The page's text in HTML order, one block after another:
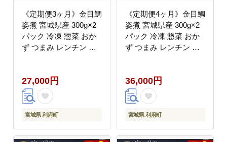
《定期便3ヶ月》金目鯛
姿煮 宮城県産 300g×2
パック 冷凍 惣菜 おか
ず つまみ レンチン 湯
み レンチン 湯煎 簡単
煮物 煮付]
27,000円
宮城県 利府町
《定期便4ヶ月》金目鯛
姿煮 宮城県産 300g×2
パック 冷凍 惣菜 おか
ず つまみ レンチン 湯
み レンチン 湯煎 簡単
煮物 煮付]
36,000円
宮城県 利府町